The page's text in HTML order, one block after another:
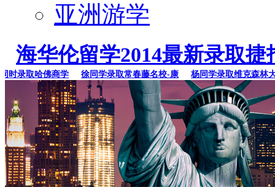
亚洲游学
海华伦留学2014最新录取捷
录取哈佛商学 徐同学录取常春藤名校-康 杨同学录取维克森林大学